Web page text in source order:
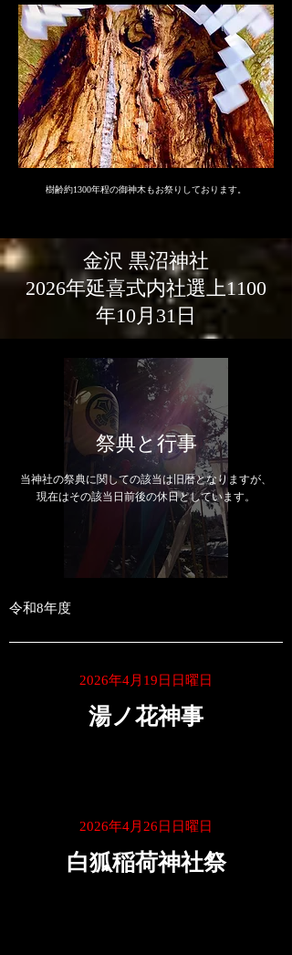
樹齢約1300年程の御神木もお祭りしております。
金沢 ​黒沼神社
2026年延喜式内社選上1100
年10月31日
​祭典と行事
​当神社の祭典に関しての該当は旧暦となりますが、
現在はその該当日前後の休日としています。
令和8年度
2026年4月19日日曜日
湯ノ花神事
2026年4月26日日曜日
白狐稲荷神社祭